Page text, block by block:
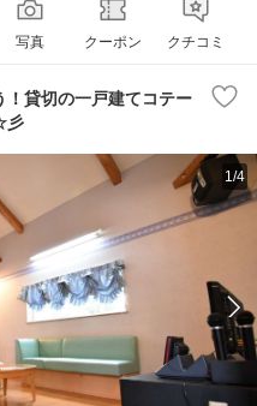
写真 クーポン クチコミ
貸切の一戸建てコテー
彡
1/4